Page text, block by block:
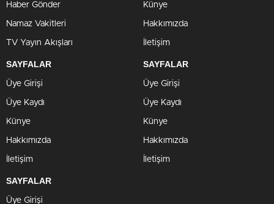
Haber Gönder
Namaz Vakitleri
TV Yayın Akışları
Künye
Hakkımızda
İletişim
SAYFALAR
Üye Girişi
Üye Kaydı
Künye
Hakkımızda
İletişim
SAYFALAR
Üye Girişi
Üye Kaydı
Künye
Hakkımızda
İletişim
SAYFALAR
Üye Girişi